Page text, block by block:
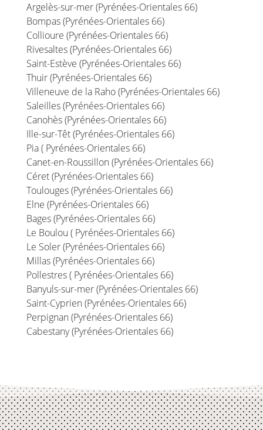
Argelès-sur-mer (Pyrénées-Orientales 66)
Bompas (Pyrénées-Orientales 66)
Collioure (Pyrénées-Orientales 66)
Rivesaltes (Pyrénées-Orientales 66)
Saint-Estève (Pyrénées-Orientales 66)
Thuir (Pyrénées-Orientales 66)
Villeneuve de la Raho (Pyrénées-Orientales 66)
Saleilles (Pyrénées-Orientales 66)
Canohès (Pyrénées-Orientales 66)
Ille-sur-Têt (Pyrénées-Orientales 66)
Pia ( Pyrénées-Orientales 66)
Canet-en-Roussillon (Pyrénées-Orientales 66)
Céret (Pyrénées-Orientales 66)
Toulouges (Pyrénées-Orientales 66)
Elne (Pyrénées-Orientales 66)
Bages (Pyrénées-Orientales 66)
Le Boulou ( Pyrénées-Orientales 66)
Le Soler (Pyrénées-Orientales 66)
Millas (Pyrénées-Orientales 66)
Pollestres ( Pyrénées-Orientales 66)
Banyuls-sur-mer (Pyrénées-Orientales 66)
Saint-Cyprien (Pyrénées-Orientales 66)
Perpignan (Pyrénées-Orientales 66)
Cabestany (Pyrénées-Orientales 66)